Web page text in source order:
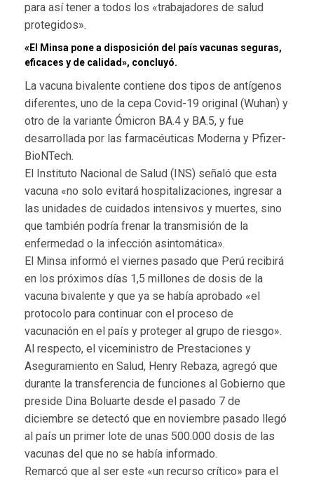
para así tener a todos los «trabajadores de salud
protegidos».
«El Minsa pone a disposición del país vacunas seguras,
eficaces y de calidad», concluyó.
La vacuna bivalente contiene dos tipos de antígenos
diferentes, uno de la cepa Covid-19 original (Wuhan) y
otro de la variante Ómicron BA.4 y BA.5, y fue
desarrollada por las farmacéuticas Moderna y Pfizer-
BioNTech.
El Instituto Nacional de Salud (INS) señaló que esta
vacuna «no solo evitará hospitalizaciones, ingresar a
las unidades de cuidados intensivos y muertes, sino
que también podría frenar la transmisión de la
enfermedad o la infección asintomática».
El Minsa informó el viernes pasado que Perú recibirá
en los próximos días 1,5 millones de dosis de la
vacuna bivalente y que ya se había aprobado «el
protocolo para continuar con el proceso de
vacunación en el país y proteger al grupo de riesgo».
Al respecto, el viceministro de Prestaciones y
Aseguramiento en Salud, Henry Rebaza, agregó que
durante la transferencia de funciones al Gobierno que
preside Dina Boluarte desde el pasado 7 de
diciembre se detectó que en noviembre pasado llegó
al país un primer lote de unas 500.000 dosis de las
vacunas del que no se había informado.
Remarcó que al ser este «un recurso crítico» para el